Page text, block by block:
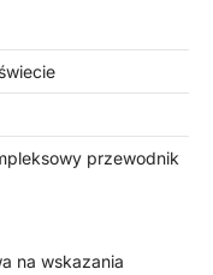
przewodnik
na wskazania